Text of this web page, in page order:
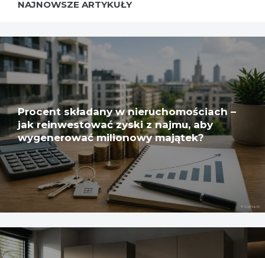
NAJNOWSZE ARTYKUŁY
Procent składany w nieruchomościach –
jak reinwestować zyski z najmu, aby
wygenerować milionowy majątek?